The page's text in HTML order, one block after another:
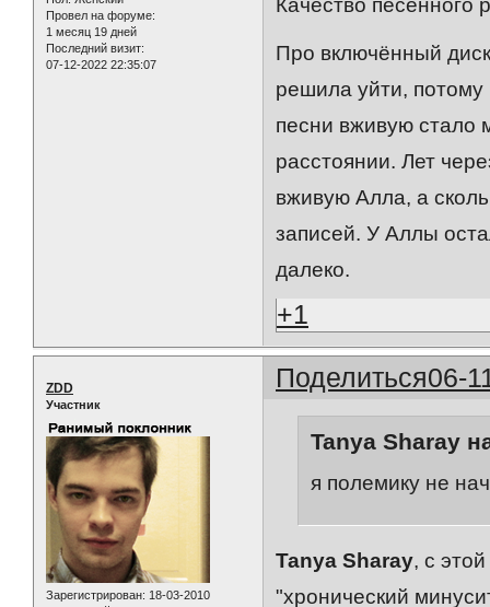
Провел на форуме:
1 месяц 19 дней
Последний визит:
07-12-2022 22:35:07
Качество песенного
Про включённый
решила уйти, потому
песни вживую стало
расстоянии. Лет
вживую Алла, а
записей. У Аллы
далеко.
+1
Поделиться06-
ZDD
Участник
Зарегистрирован: 18-03-2010
Tanya Sharay
я полемику не
Tanya Sharay, с
"хронический